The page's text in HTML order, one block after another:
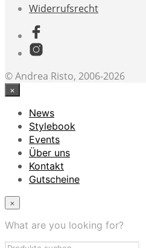
Widerrufsrecht
© Andrea Risto, 2006-2026
×
News
Stylebook
Events
Über uns
Kontakt
Gutscheine
×
What are you looking for?